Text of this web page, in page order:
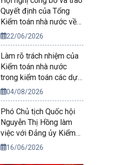
Quyết định của Tổng
Kiểm toán nhà nước về
công tác cán bộ
22/06/2026
Làm rõ trách nhiệm của
Kiểm toán nhà nước
trong kiểm toán các dự
án phục vụ APEC 2027
04/08/2026
Phó Chủ tịch Quốc hội
Nguyễn Thị Hồng làm
việc với Đảng ủy Kiểm
toán nhà nước
16/06/2026